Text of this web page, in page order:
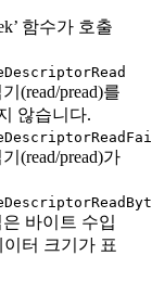
함수가 호출
(read/pread)를
않습니다.
(read/pread)가
바이트 수입
터 크기가 표